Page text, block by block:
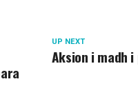
UP NEXT
Aksion i madh